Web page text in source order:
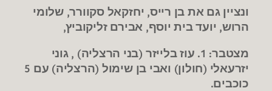
ונציין גם את בן רייס, יחזקאל סקוורר, שלומי
הרוש, יועד בית יוסף, אבירם זליקוביץ,
מצטבר: 1. עוז בלייזר (בני הרצליה) , גוני
יזרעאלי (חולון) ואבי בן שימול (הרצליה) עם 5
כוכבים.